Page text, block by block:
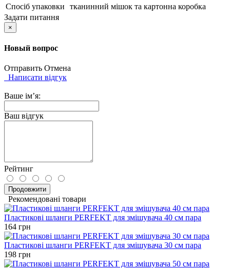
Спосіб упаковки
тканинний мішок та картонна коробка
Задати питання
×
Новый вопрос
Отправить Отмена
Написати відгук
Ваше ім’я:
Ваш відгук
Рейтинг
Продовжити
Рекомендовані товари
Пластикові шланги PERFEKT для змішувача 40 см пара
164 грн
Пластикові шланги PERFEKT для змішувача 30 см пара
198 грн